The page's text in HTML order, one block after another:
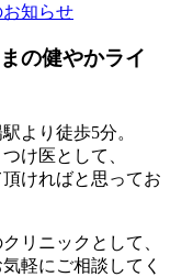
知らせ
の健やかライ
より徒歩5分。
け医として、
ければと思ってお
リニックとして、
軽にご相談してく